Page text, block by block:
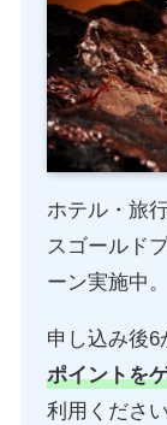
ホテル・旅
スゴールド
ーン実施中。
申し込み後6
ポイントを
利用ください